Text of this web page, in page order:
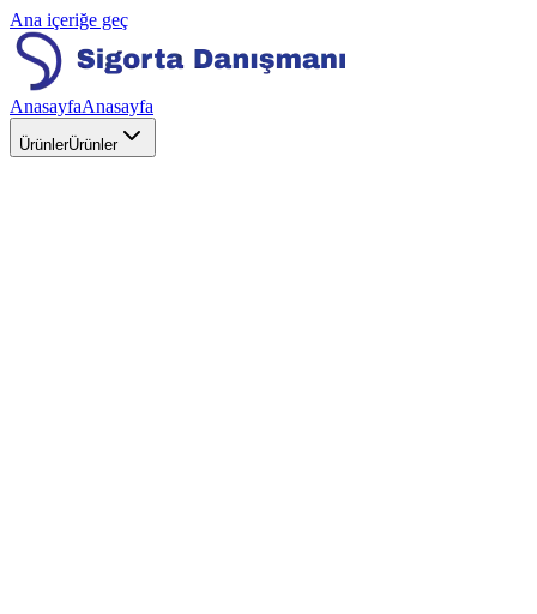
Ana içeriğe geç
AnasayfaAnasayfa
ÜrünlerÜrünler